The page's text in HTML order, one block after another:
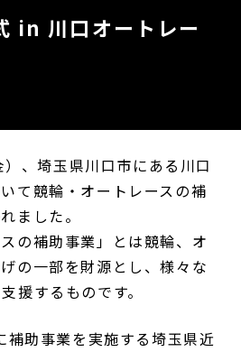
in 川口オートレー
、埼玉県川口市にある川口
て競輪・オートレースの補
ました。
の補助事業」とは競輪、オ
の一部を財源とし、様々な
援するものです。
助事業を実施する埼玉県近